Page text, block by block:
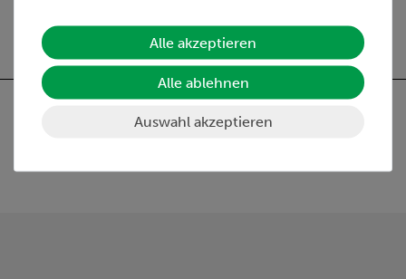
Alle akzeptieren
Alle ablehnen
Auswahl akzeptieren